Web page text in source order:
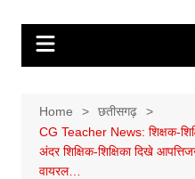
Home
छतीसगढ़
CG Teacher News: शिक्षक-
अंदर शिक्षिक-शिक्षिका दिखे
वायरल…